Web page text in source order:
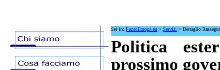
Sei in: PuntoEuropa.eu > Servizi > Dettaglio
Politica
prossimo